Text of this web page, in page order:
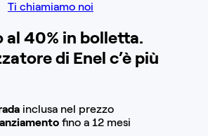
Ti chiamiamo noi
al 40% in bolletta.
di Enel c’è più
inclusa nel prezzo
fino a 12 mesi